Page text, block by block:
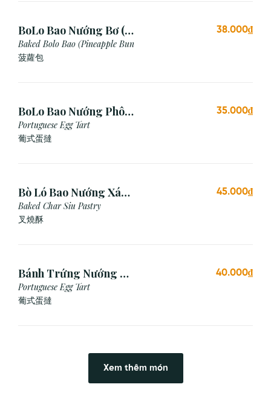
BoLo Bao Nướng Bơ (1
Cái)
Baked Bolo Bao (Pineapple Bun
菠蘿包
38.000₫
BoLo Bao Nướng Phô
Mai (1 Cái)
Portuguese Egg Tart
葡式蛋撻
35.000₫
Bò Ló Bao Nướng Xá
Xíu (1 Cái)
Baked Char Siu Pastry
叉燒酥
45.000₫
Bánh Trứng Nướng Bồ
Đào Nha (2 Cái)
Portuguese Egg Tart
葡式蛋撻
40.000₫
Xem thêm món